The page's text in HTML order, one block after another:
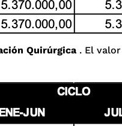
Quirúrgica . El